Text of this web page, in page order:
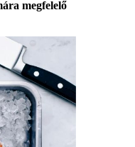
megfelelő